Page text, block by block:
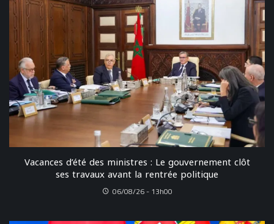
Vacances d’été des ministres : Le gouvernement clôt
ses travaux avant la rentrée politique
06/08/26 - 13h00